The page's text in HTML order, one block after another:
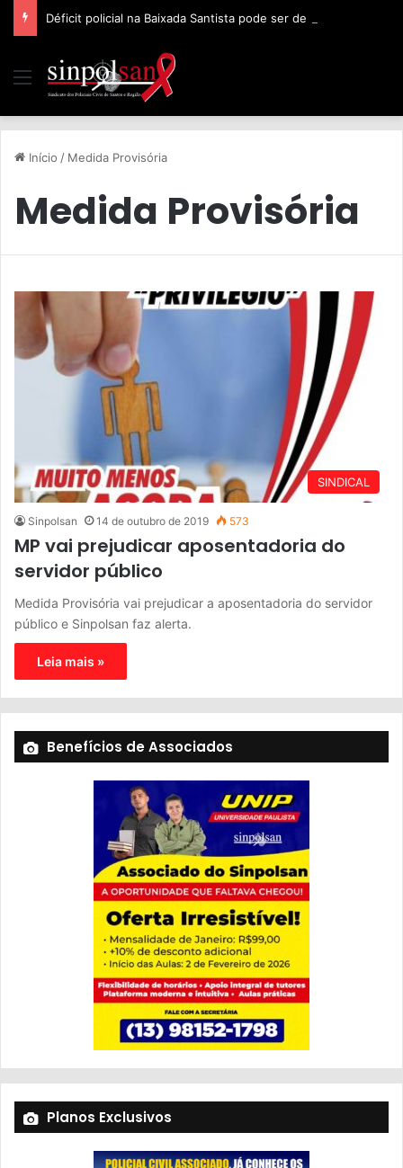
Início / Medida Provisória
Medida Provisória
SINDICAL
Sinpolsan 14 de outubro de 2019 573
MP vai prejudicar aposentadoria do
servidor público
Medida Provisória vai prejudicar a aposentadoria do servidor
público e Sinpolsan faz alerta.
Leia mais »
Benefícios de Associados
Planos Exclusivos